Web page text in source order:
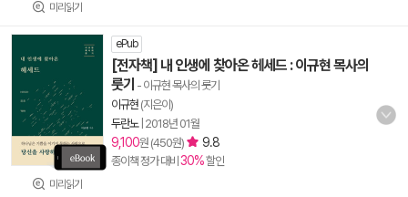
미리읽기
미리읽기
ePub
[전자책] 내 인생에 찾아온 헤세드 : 이규현 목사의
룻기 - 이규현 목사의 룻기
이규현 (지은이)
두란노| 2018년 01월
9,100원 (450원) 9.8
종이책 정가 대비 30%할인